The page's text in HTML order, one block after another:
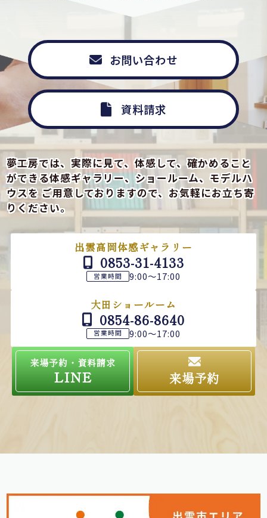
お問い合わせ
資料請求
夢工房では、実際に見て、体感して、確かめること
ができる体感ギャラリー、ショールーム、モデルハ
ウスをご用意しておりますので、お気軽にお立ち寄
りください。
出雲高岡体感ギャラリー
0853-31-4133
営業時間 9:00～17:00
大田ショールーム
0854-86-8640
営業時間 9:00～17:00
来場予約・資料請求
LINE 来場予約